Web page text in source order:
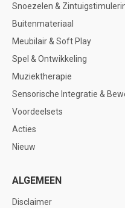
Snoezelen &
Buitenmateriaal
Meubilair & Soft Play
Spel & Ontwikkeling
Muziektherapie
Sensorische Integratie &
Voordeelsets
Acties
Nieuw
ALGEMEEN
Disclaimer